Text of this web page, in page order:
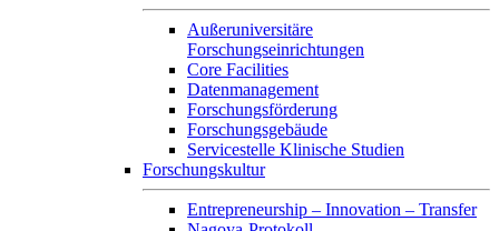
Außeruniversitäre
Forschungseinrichtungen
Core Facilities
Datenmanagement
Forschungsförderung
Forschungsgebäude
Servicestelle Klinische Studien
Forschungskultur
Entrepreneurship – Innovation – Transfer